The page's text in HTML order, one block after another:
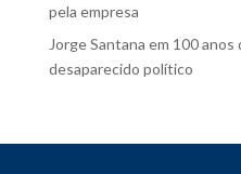
pela empresa
Jorge Santana em 100 anos
desaparecido político